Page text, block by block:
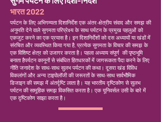
भारत 2022
पर्यटन के लिए अभिगम्यता दिशानिर्देश एक अंतर-क्षेत्रीय संवाद और समझ की
अनुमति देने वाले सुगमता परिप्रेक्ष्य के साथ पर्यटन के प्रमुख पहलुओं को
एकजुट करने का एक प्रयास है। इन दिशानिर्देशों को दस अध्यायों या खंडों में
संरचित और व्यवस्थित किया गया है, प्रत्येक सुगमता के विचार की समझ के
एक विशिष्ट क्षेत्र को उजागर करता है। पहला अध्याय संपूर्ण की पृष्ठभूमि
बनाता हैपर्यटन कानूनों से संबंधित हितधारकों में जागरूकता पैदा करने के लिए
नीति जनादेश के साथ-साथ सुलभ पर्यटन की कथा। दूसरा खंड विविध
विकलांगों और अन्य टाइपोलॉजी की जरूरतों के साथ-साथ सार्वभौमिक
डिजाइन की समझ में अंतर्दृष्टि लाता है। यह भारतीय दृष्टिकोण से सुलभ
पर्यटन की सामूहिक समझ विकसित करता है। एक यूनिवर्सल उसी के बारे में
एक दृष्टिकोण साझा करता है।